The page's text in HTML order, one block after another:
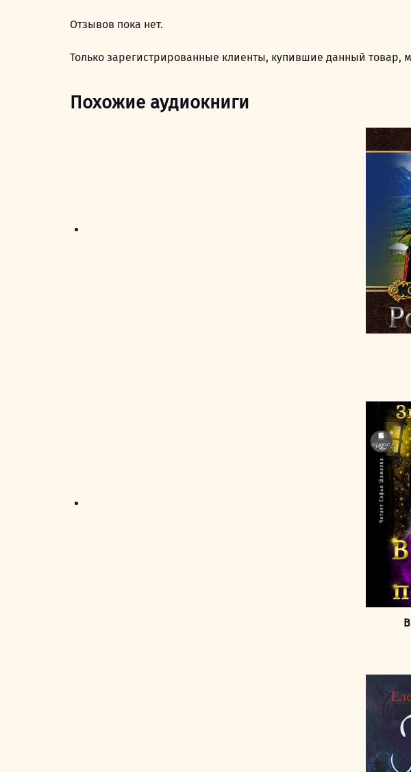
Отзывов пока нет.
Только зарегистрированные клиенты, купившие данный товар,
Похожие аудиокниги